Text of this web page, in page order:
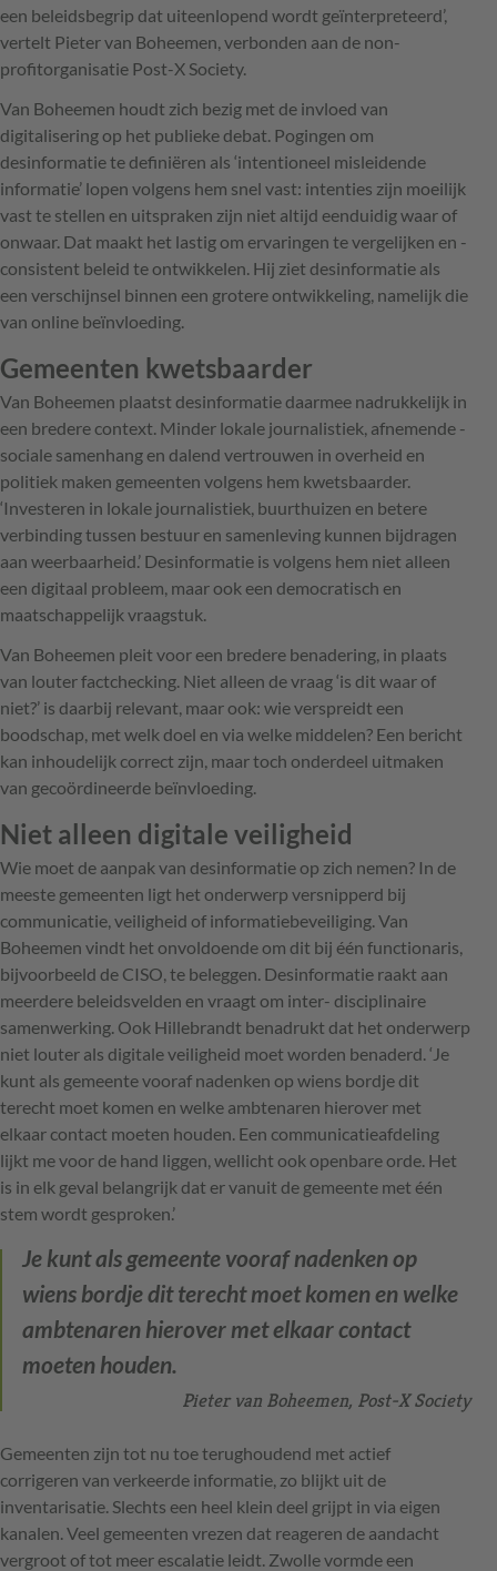
een beleidsbegrip dat uiteen­lopend wordt geïnterpreteerd’,
vertelt Pieter van Boheemen, verbonden aan de non-
profitorganisatie Post-X Society.
Van Boheemen houdt zich bezig met de invloed van
digitalisering op het publieke debat. Pogingen om
desinformatie te definiëren als ‘intentioneel misleidende
informatie’ lopen volgens hem snel vast: intenties zijn moeilijk
vast te stellen en uitspraken zijn niet altijd eenduidig waar of
onwaar. Dat maakt het lastig om ervaringen te vergelijken en ­
consistent beleid te ontwikkelen. Hij ziet desinformatie als
een verschijnsel binnen een grotere ontwikkeling, namelijk die
van online beïnvloeding.
Gemeenten kwetsbaarder
Van Boheemen plaatst desinformatie daarmee ­nadrukkelijk in
een bredere context. Minder lokale journalistiek, afnemende ­
sociale samenhang en dalend vertrouwen in overheid en
politiek maken gemeenten volgens hem kwetsbaarder.
‘Investeren in lokale journalistiek, buurthuizen en betere
verbinding tussen bestuur en samenleving kunnen bijdragen
aan weerbaarheid.’ ­Desinformatie is volgens hem niet alleen
een digitaal probleem, maar ook een democratisch en
maatschappelijk vraagstuk.
Van Boheemen pleit voor een bredere benadering, in plaats
van louter factchecking. Niet alleen de vraag ‘is dit waar of
niet?’ is daarbij relevant, maar ook: wie verspreidt een
boodschap, met welk doel en via welke middelen? Een bericht
kan inhoudelijk correct zijn, maar toch onderdeel uitmaken
van ­gecoördineerde beïnvloeding.
Niet alleen digitale veiligheid
Wie moet de aanpak van desinformatie op zich nemen? In de
meeste ­gemeenten ligt het onderwerp versnipperd bij
communicatie, veiligheid of informatiebeveiliging. Van
Boheemen vindt het onvoldoende om dit bij één ­functionaris,
bijvoorbeeld de CISO, te ­beleggen. Desinformatie raakt aan
meer­dere beleidsvelden en vraagt om inter- ­disciplinaire
samenwerking. Ook Hillebrandt benadrukt dat het onderwerp
niet louter als digitale veiligheid moet worden benaderd. ‘Je
kunt als ­gemeente vooraf nadenken op wiens ­bordje dit
terecht moet komen en welke ambtenaren hierover met
elkaar contact moeten houden. Een communicatie­afdeling
lijkt me voor de hand liggen, ­wellicht ook openbare orde. Het
is in elk geval belangrijk dat er vanuit de gemeente met één
stem wordt gesproken.’
Je kunt als ­gemeente vooraf nadenken op
wiens ­bordje dit terecht moet komen en welke
ambtenaren hierover met elkaar contact
moeten houden.
Pieter van Boheemen, Post-X Society
Gemeenten zijn tot nu toe terughoudend met actief
corrigeren van verkeerde informatie, zo blijkt uit de
inventarisatie. Slechts een heel klein deel grijpt in via eigen
kanalen. Veel gemeenten vrezen dat reageren de aandacht
vergroot of tot meer escalatie leidt. Zwolle vormde een